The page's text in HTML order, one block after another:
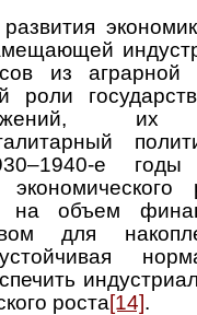
из
роли
их
е
на объем
для
роста[14].